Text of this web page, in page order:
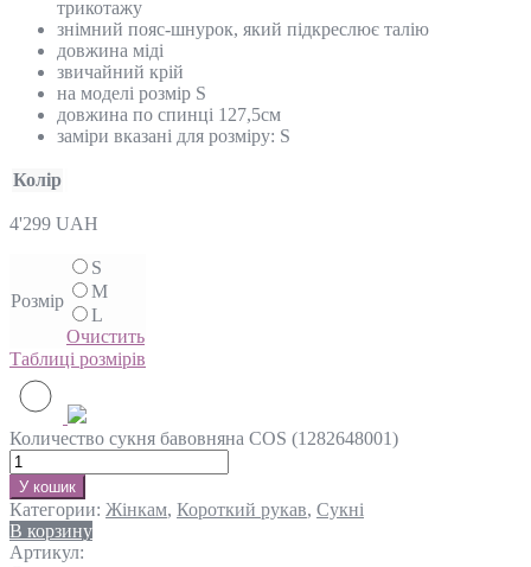
трикотажу
знімний пояс-шнурок, який підкреслює талію
довжина міді
звичайний крій
на моделі розмір S
довжина по спинці 127,5см
заміри вказані для розміру: S
Колір
4'299 UAH
Розмір
S
M
L
Очистить
Таблиці розмірів
Количество сукня бавовняна COS (1282648001)
У кошик
Категории: Жінкам, Короткий рукав, Сукні
В корзину
Артикул: